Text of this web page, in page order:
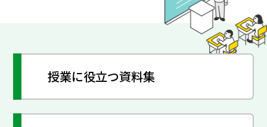
授業に役立つ資料集